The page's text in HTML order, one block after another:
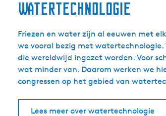
Watertechnologie
Friezen en water zijn al eeuwen met
we vooral bezig met
die wereldwijd ingezet worden. Voor
wat minder van. Daarom werken we
congressen op het gebied van
Lees meer over watertechnologie